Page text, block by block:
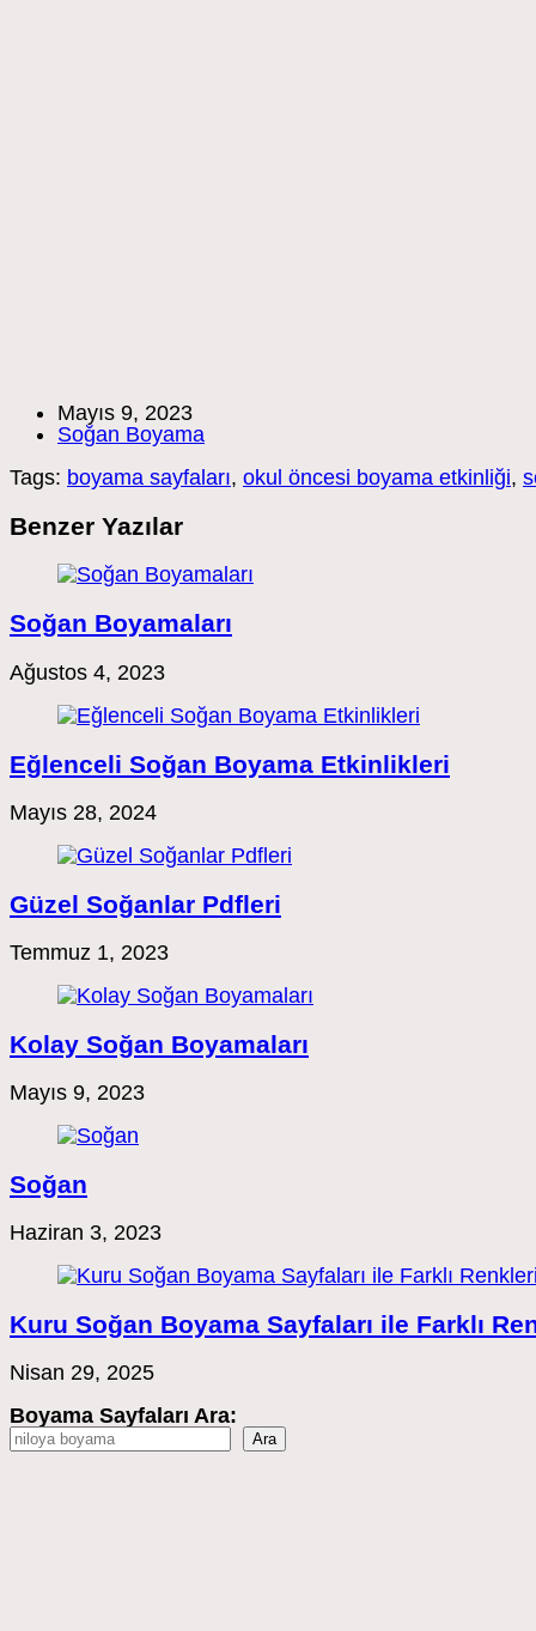
Post
published:
Mayıs 9, 2023
Post
Soğan Boyama
Tags: boyama sayfaları, okul öncesi boyama etkinliği,
Benzer Yazılar
Soğan Boyamaları
Ağustos 4, 2023
Eğlenceli Soğan Boyama Etkinlikleri
Mayıs 28, 2024
Güzel Soğanlar Pdfleri
Temmuz 1, 2023
Kolay Soğan Boyamaları
Mayıs 9, 2023
Soğan
Haziran 3, 2023
Kuru Soğan Boyama Sayfaları ile Farklı
Nisan 29, 2025
Boyama Sayfaları Ara:
Ara